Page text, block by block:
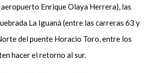
Enrique Olaya Herrera), las
La Iguaná (entre las carreras 63 y
del puente Horacio Toro, entre los
hacer el retorno al sur.